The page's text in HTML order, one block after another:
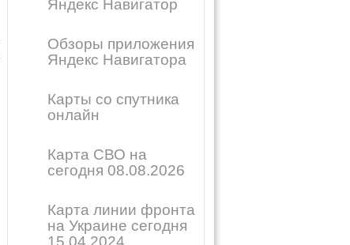
Яндекс Навигатор
Обзоры приложения
Яндекс Навигатора
Карты со спутника
онлайн
Карта СВО на
сегодня 08.08.2026
Карта линии фронта
на Украине сегодня
15.04.2024